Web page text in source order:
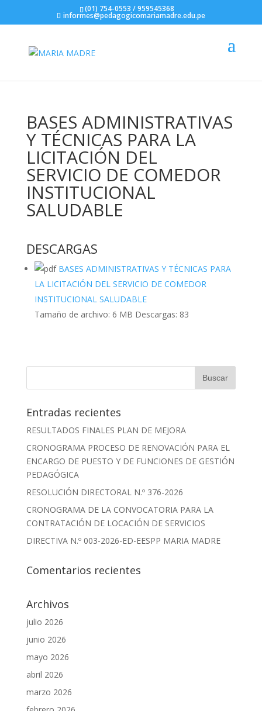
(01) 754-0553 / 959545368
informes@pedagogicomariamadre.edu.pe
BASES ADMINISTRATIVAS
Y TÉCNICAS PARA LA
LICITACIÓN DEL
SERVICIO DE COMEDOR
INSTITUCIONAL
SALUDABLE
DESCARGAS
BASES ADMINISTRATIVAS Y TÉCNICAS PARA
LA LICITACIÓN DEL SERVICIO DE COMEDOR
INSTITUCIONAL SALUDABLE
Tamaño de archivo: 6 MB Descargas: 83
Entradas recientes
RESULTADOS FINALES PLAN DE MEJORA
CRONOGRAMA PROCESO DE RENOVACIÓN PARA EL
ENCARGO DE PUESTO Y DE FUNCIONES DE GESTIÓN
PEDAGÓGICA
RESOLUCIÓN DIRECTORAL N.º 376-2026
CRONOGRAMA DE LA CONVOCATORIA PARA LA
CONTRATACIÓN DE LOCACIÓN DE SERVICIOS
DIRECTIVA N.º 003-2026-ED-EESPP MARIA MADRE
Comentarios recientes
Archivos
julio 2026
junio 2026
mayo 2026
abril 2026
marzo 2026